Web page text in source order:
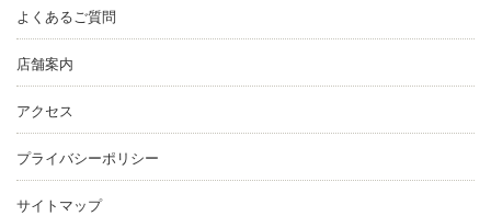
よくあるご質問
店舗案内
アクセス
プライバシーポリシー
サイトマップ